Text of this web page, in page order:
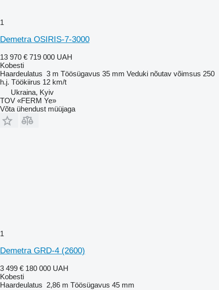
1
Demetra OSIRIS-7-3000
13 970 € 719 000 UAH
Kobesti
Haardeulatus 3 m Töösügavus 35 mm Veduki nõutav võimsus 250
h.j. Töökiirus 12 km/t
Ukraina, Kyiv
TOV «FERM Ye»
Võta ühendust müüjaga
1
Demetra GRD-4 (2600)
3 499 € 180 000 UAH
Kobesti
Haardeulatus 2,86 m Töösügavus 45 mm